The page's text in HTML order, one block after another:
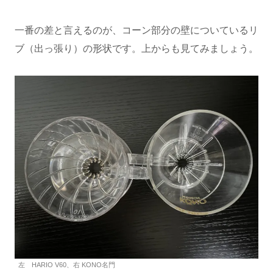
一番の差と言えるのが、コーン部分の壁についているリ
ブ（出っ張り）の形状です。上からも見てみましょう。
左 HARIO V60、右 KONO名門